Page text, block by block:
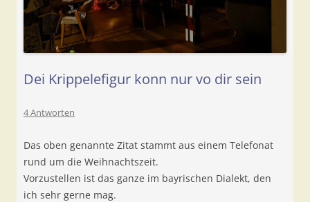
Dei Krippelefigur konn nur vo dir sein
4 Antworten
Das oben genannte Zitat stammt aus einem Telefonat
rund um die Weihnachtszeit.
Vorzustellen ist das ganze im bayrischen Dialekt, den
ich sehr gerne mag.